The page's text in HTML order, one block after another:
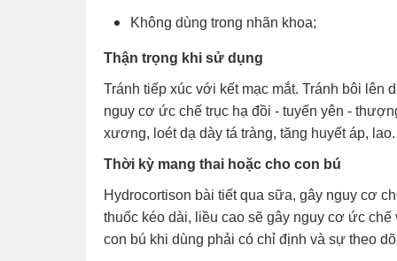
Không dùng trong nhãn khoa;
Thận trọng khi sử dụng
Tránh tiếp xúc với kết mạc mắt. Tránh bôi lên
nguy cơ ức chế trục hạ đồi - tuyến yên -
xương, loét dạ dày tá tràng, tăng huyết áp, lao.
Thời kỳ mang thai hoặc cho con bú
Hydrocortison bài tiết qua sữa, gây nguy cơ
thuốc kéo dài, liều cao sẽ gây nguy cơ ức
con bú khi dùng phải có chỉ định và sự theo